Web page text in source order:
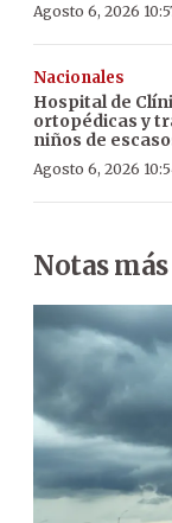
Agosto 6, 2026
Nacionales
Hospital de
ortopédicas y
niños de
Agosto 6, 2026
Notas